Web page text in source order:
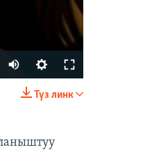
БӨЛҮШҮҮ
Түз линк